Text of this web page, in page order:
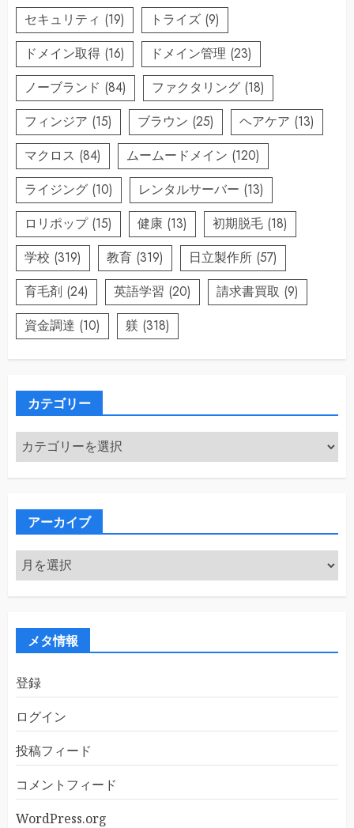
セキュリティ (19) トライズ (9)
ドメイン取得 (16) ドメイン管理 (23)
ノーブランド (84) ファクタリング (18)
フィンジア (15) ブラウン (25) ヘアケア (13)
マクロス (84) ムームードメイン (120)
ライジング (10) レンタルサーバー (13)
ロリポップ(15) 健康 (13) 初期脱毛 (18)
学校 (319) 教育 (319) 日立製作所 (57)
育毛剤 (24) 英語学習 (20) 請求書買取 (9)
資金調達 (10) 躾 (318)
カテゴリー
カ
テ
ゴ
アーカイブ
ア
ー
カ
メタ情報
登録
ログイン
投稿フィード
コメントフィード
WordPress.org